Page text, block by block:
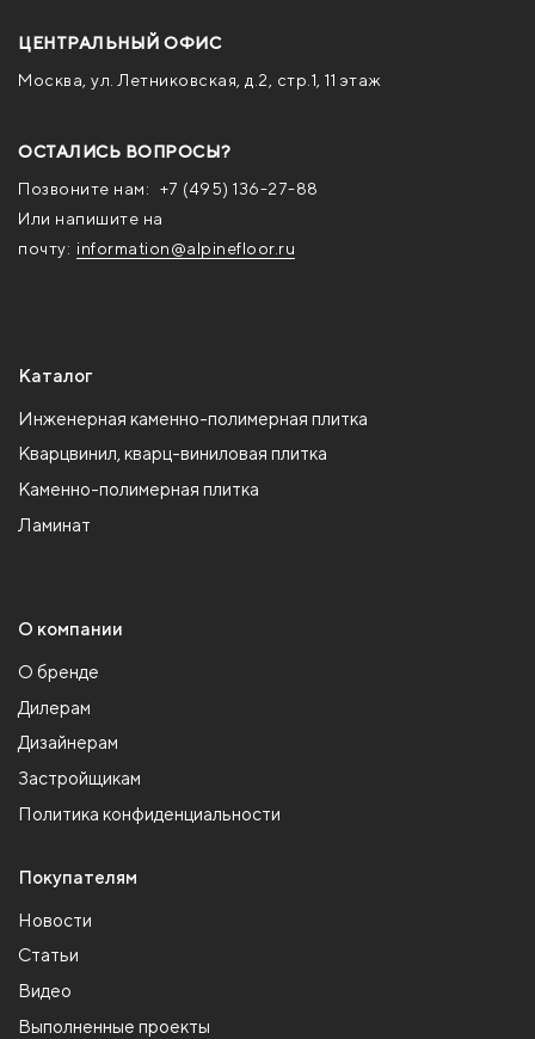
ЦЕНТРАЛЬНЫЙ ОФИС
Москва, ул. Летниковская, д.2, стр.1, 11 этаж
ОСТАЛИСЬ ВОПРОСЫ?
Позвоните нам:
+7 (495) 136-27-88
Или напишите на
почту: information@alpinefloor.ru
Каталог
Инженерная каменно-полимерная плитка
Кварцвинил, кварц-виниловая плитка
Каменно-полимерная плитка
Ламинат
О компании
О бренде
Дилерам
Дизайнерам
Застройщикам
Политика конфиденциальности
Покупателям
Новости
Статьи
Видео
Выполненные проекты